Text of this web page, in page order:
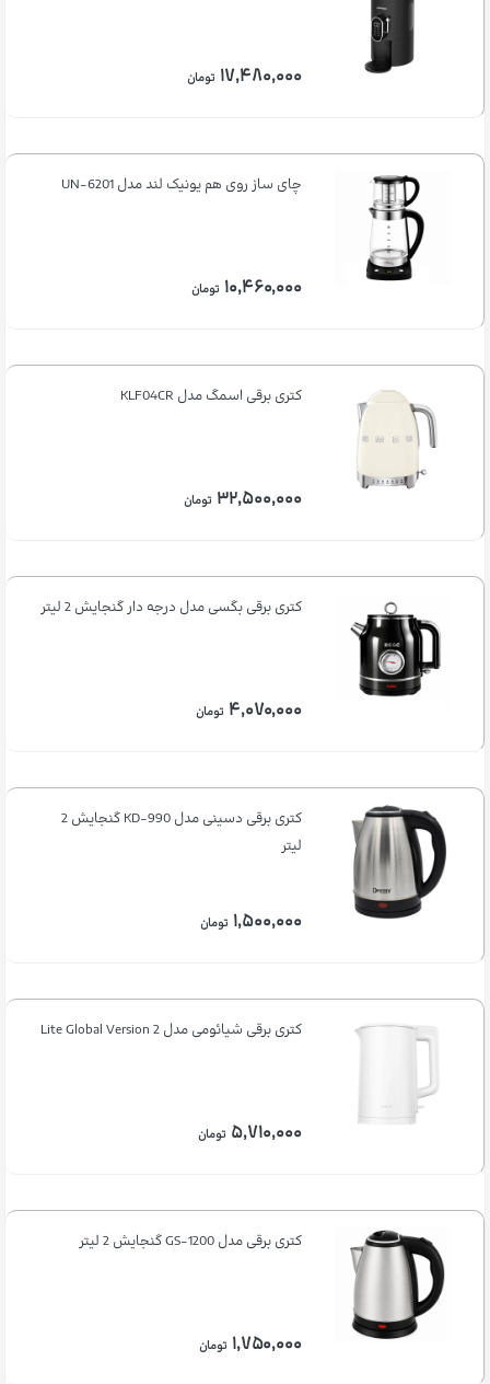
۱۷,۴۸۰,۰۰۰ تومان
چای ساز روی هم یونیک لند مدل UN-6201
۱۰,۴۶۰,۰۰۰ تومان
کتری برقی اسمگ مدل KLF04CR
۳۲,۵۰۰,۰۰۰ تومان
کتری برقی بگسی مدل درجه دار گنجایش 2 لیتر
۴,۰۷۰,۰۰۰ تومان
کتری برقی دسینی مدل KD-990 گنجایش 2
لیتر
۱,۵۰۰,۰۰۰ تومان
کتری برقی شیائومی مدل 2 Lite Global Version
۵,۷۱۰,۰۰۰ تومان
کتری برقی مدل GS-1200 گنجایش 2 لیتر
۱,۷۵۰,۰۰۰ تومان